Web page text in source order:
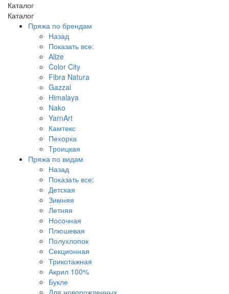
Каталог
Каталог
Пряжа по брендам
Назад
Показать все:
Alize
Color City
Fibra Natura
Gazzal
Himalaya
Nako
YarnArt
Камтекс
Пехорка
Троицкая
Пряжа по видам
Назад
Показать все:
Детская
Зимняя
Летняя
Носочная
Плюшевая
Полухлопок
Секционная
Трикотажная
Акрил 100%
Букле
Для новорожденных